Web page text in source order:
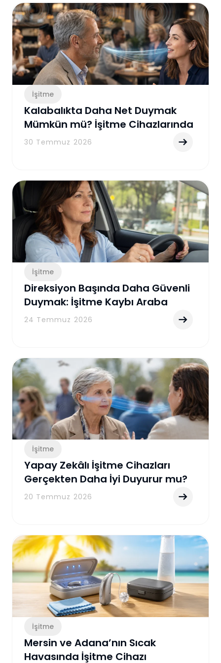
İşitme
Kalabalıkta Daha Net Duymak
Mümkün mü? İşitme Cihazlarında
Gürültü Azaltma Teknolojisi
30 Temmuz 2026
İşitme
Direksiyon Başında Daha Güvenli
Duymak: İşitme Kaybı Araba
Kullanırken Nelere Yol Açabilir?
24 Temmuz 2026
İşitme
Yapay Zekâlı İşitme Cihazları
Gerçekten Daha İyi Duyurur mu?
Yeni Nesil İşitme Teknolojilerini
20 Temmuz 2026
İşitme
Mersin ve Adana’nın Sıcak
Havasında İşitme Cihazı